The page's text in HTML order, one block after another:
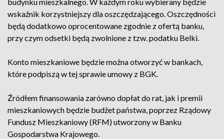
wskaźnik korzystniejszy dla oszczędzającego. Oszczędności
będą dodatkowo oprocentowane zgodnie z ofertą banku,
przy czym odsetki będą zwolnione z tzw. podatku Belki.
Konto mieszkaniowe będzie można otworzyć w bankach,
które podpiszą w tej sprawie umowy z BGK.
Źródłem finansowania zarówno dopłat do rat, jak i premii
mieszkaniowych będzie budżet państwa, poprzez Rządowy
Fundusz Mieszkaniowy (RFM) utworzony w Banku
Gospodarstwa Krajowego.